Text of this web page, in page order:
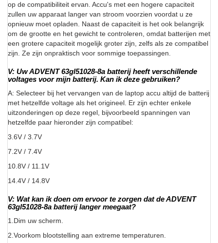
op de compatibiliteit ervan. Accu's met een hogere capaciteit
zullen uw apparaat langer van stroom voorzien voordat u ze
opnieuw moet opladen. Naast de capaciteit is het ook belangrijk
om de grootte en het gewicht te controleren, omdat batterijen met
een grotere capaciteit mogelijk groter zijn, zelfs als ze compatibel
zijn. Ze zijn onpraktisch voor sommige toepassingen.
V: Uw ADVENT 63gl51028-8a batterij heeft verschillende
voltages voor mijn batterij. Kan ik deze gebruiken?
A: Selecteer bij het vervangen van de laptop accu altijd de batterij
met hetzelfde voltage als het origineel. Er zijn echter enkele
uitzonderingen op deze regel, bijvoorbeeld spanningen van
hetzelfde paar hieronder zijn compatibel:
3.6V / 3.7V
7.2V / 7.4V
10.8V / 11.1V
14.4V / 14.8V
V: Wat kan ik doen om ervoor te zorgen dat de ADVENT
63gl51028-8a batterij langer meegaat?
1.Dim uw scherm.
2.Voorkom blootstelling aan extreme temperaturen.